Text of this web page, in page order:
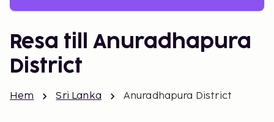
Resa till Anuradhapura
District
Hem Sri Lanka Anuradhapura District